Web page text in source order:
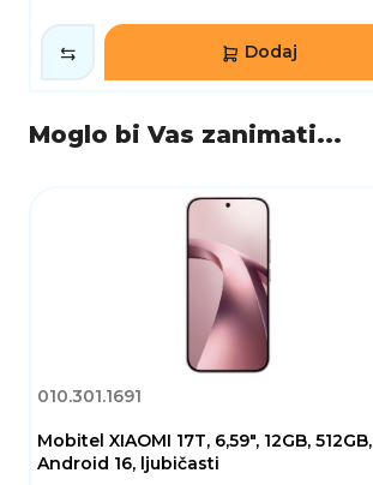
Dodaj
Moglo bi Vas zanimati...
010.301.1691
Mobitel XIAOMI 17T, 6,59", 12GB, 512GB,
Android 16, ljubičasti